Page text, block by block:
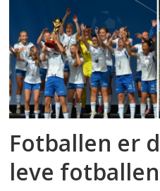
Fotballen er
leve fotballen